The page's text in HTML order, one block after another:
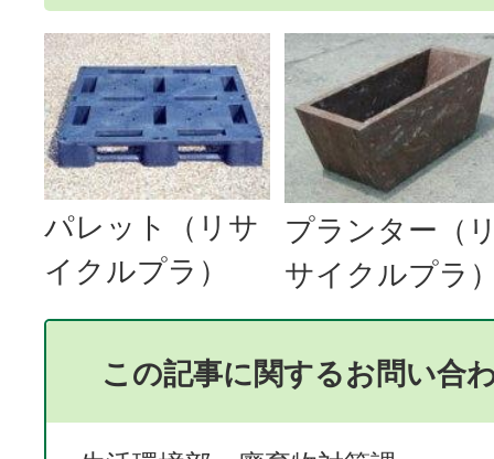
パレット（リサ
イクルプラ）
プランター（
サイクルプラ
この記事に関するお問い合